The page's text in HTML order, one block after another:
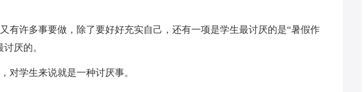
有许多事要做，除了要好好充实自己，还有一项是学生最讨厌的是“暑假作
厌的。
对学生来说就是一种讨厌事。